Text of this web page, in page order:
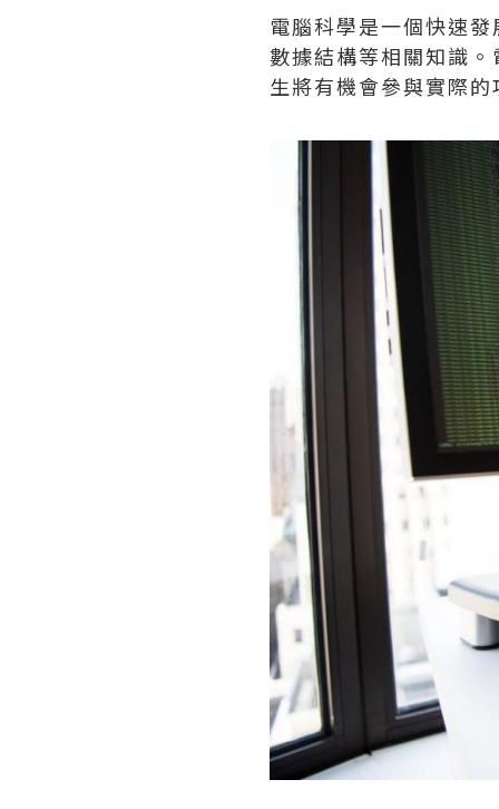
電腦科學是一個快速
數據結構等相關知識
生將有機會參與實際